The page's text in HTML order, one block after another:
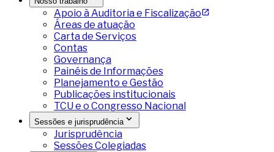
Apoio à Auditoria e Fiscalização
Áreas de atuação
Carta de Serviços
Contas
Governança
Painéis de Informações
Planejamento e Gestão
Publicações institucionais
TCU e o Congresso Nacional
Sessões e jurisprudência
Jurisprudência
Sessões Colegiadas